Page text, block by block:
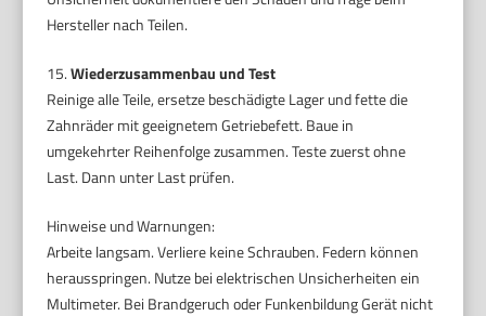
Hersteller nach Teilen.
15.Wiederzusammenbau und Test
Reinige alle Teile, ersetze beschädigte Lager und fette die
Zahnräder mit geeignetem Getriebefett. Baue in
umgekehrter Reihenfolge zusammen. Teste zuerst ohne
Last. Dann unter Last prüfen.
Hinweise und Warnungen:
Arbeite langsam. Verliere keine Schrauben. Federn können
herausspringen. Nutze bei elektrischen Unsicherheiten ein
Multimeter. Bei Brandgeruch oder Funkenbildung Gerät nicht